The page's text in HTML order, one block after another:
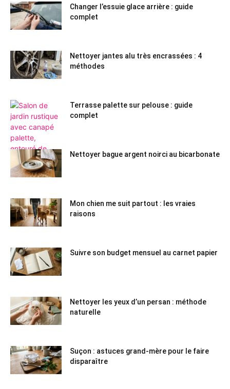
Changer l’essuie glace arrière : guide
complet
Nettoyer jantes alu très encrassées : 4
méthodes
Terrasse palette sur pelouse : guide
complet
Nettoyer bague argent noirci au bicarbonate
Mon chien me suit partout : les vraies
raisons
Suivre son budget mensuel au carnet papier
Nettoyer les yeux d’un persan : méthode
naturelle
Suçon : astuces grand-mère pour le faire
disparaître